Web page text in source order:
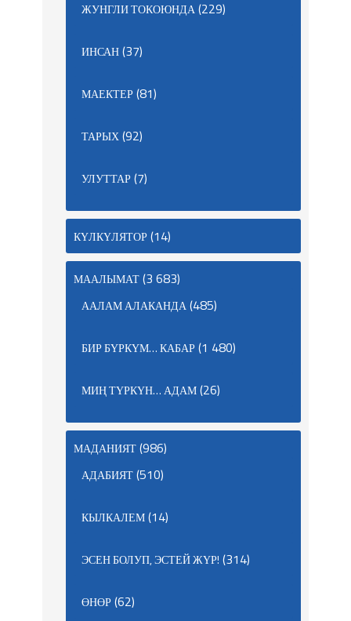
ЖУНГЛИ ТОКОЮНДА(229)
ИНСАН(37)
МАЕКТЕР(81)
ТАРЫХ(92)
УЛУТТАР(7)
КҮЛКҮЛЯТОР(14)
МААЛЫМАТ(3 683)
ААЛАМ АЛАКАНДА(485)
БИР БҮРКҮМ… КАБАР(1 480)
МИҢ ТҮРКҮН… АДАМ(26)
МАДАНИЯТ(986)
АДАБИЯТ(510)
КЫЛКАЛЕМ(14)
ЭСЕН БОЛУП, ЭСТЕЙ ЖҮР! (314)
ӨНӨР(62)